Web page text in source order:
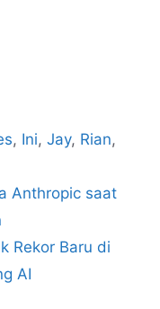
, Ini,Jay, Rian,
Anthropic saat
Rekor Baru di
AI